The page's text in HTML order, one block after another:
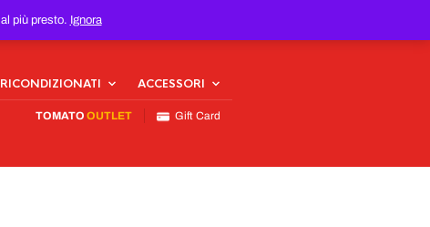
più presto. Ignora
RICONDIZIONATI ACCESSORI
TOMATO OUTLET Gift Card